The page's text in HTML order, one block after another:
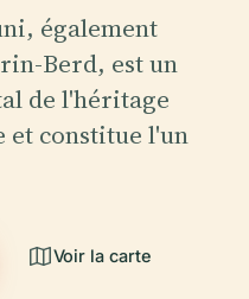
également
Berd, est un
de l'héritage
constitue l'un
Voir la carte